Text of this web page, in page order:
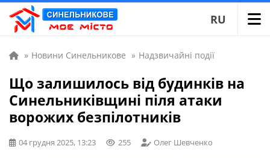
RU
» Новини Синельникове » Надзвичайні події
Що залишилось від будинків на
Синельниківщині піля атаки
ворожих безпілотників
04 грудня 2025, 13:23 255 Олег Шевченко